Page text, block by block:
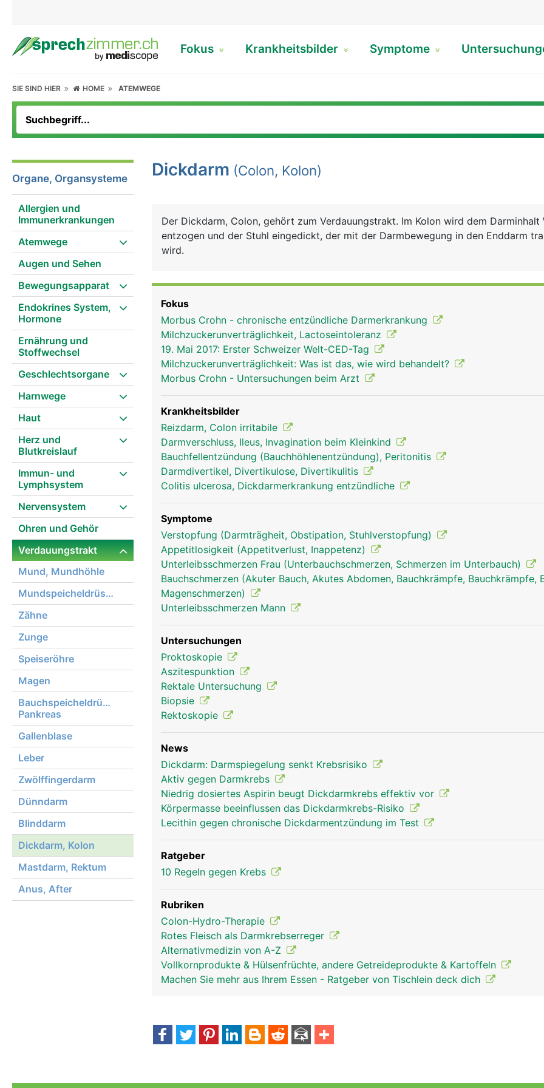
Fokus Krankheitsbilder Symptome
SIE SIND HIER HOME ATEMWEGE
Organe, Organsysteme
Allergien und
Immunerkrankungen
Atemwege
Augen und Sehen
Bewegungsapparat
Endokrines System,
Hormone
Ernährung und
Stoffwechsel
Geschlechtsorgane
Harnwege
Haut
Herz und
Blutkreislauf
Immun- und
Lymphsystem
Nervensystem
Ohren und Gehör
Verdauungstrakt
Mund, Mundhöhle
Mundspeicheldrüsen
Zähne
Zunge
Speiseröhre
Magen
Bauchspeicheldrüse,
Pankreas
Gallenblase
Leber
Zwölffingerdarm
Dünndarm
Blinddarm
Dickdarm, Kolon
Mastdarm, Rektum
Anus, After
Dickdarm (Colon, Kolon)
Der Dickdarm, Colon, gehört zum Verdauungstrakt. Im Kolon wird dem Darminhalt
entzogen und der Stuhl eingedickt, der mit der Darmbewegung in den Enddarm
wird.
Fokus
Morbus Crohn - chronische entzündliche Darmerkrankung
Milchzuckerunverträglichkeit, Lactoseintoleranz
19. Mai 2017: Erster Schweizer Welt-CED-Tag
Milchzuckerunverträglichkeit: Was ist das, wie wird behandelt?
Morbus Crohn - Untersuchungen beim Arzt
Krankheitsbilder
Reizdarm, Colon irritabile
Darmverschluss, Ileus, Invagination beim Kleinkind
Bauchfellentzündung (Bauchhöhlenentzündung), Peritonitis
Darmdivertikel, Divertikulose, Divertikulitis
Colitis ulcerosa, Dickdarmerkrankung entzündliche
Symptome
Verstopfung (Darmträgheit, Obstipation, Stuhlverstopfung)
Appetitlosigkeit (Appetitverlust, Inappetenz)
Unterleibsschmerzen Frau (Unterbauchschmerzen, Schmerzen im Unterbauch)
Bauchschmerzen (Akuter Bauch, Akutes Abdomen, Bauchkrämpfe, Bauchkrämpfe,
Magenschmerzen)
Unterleibsschmerzen Mann
Untersuchungen
Proktoskopie
Aszitespunktion
Rektale Untersuchung
Biopsie
Rektoskopie
News
Dickdarm: Darmspiegelung senkt Krebsrisiko
Aktiv gegen Darmkrebs
Niedrig dosiertes Aspirin beugt Dickdarmkrebs effektiv vor
Körpermasse beeinflussen das Dickdarmkrebs-Risiko
Lecithin gegen chronische Dickdarmentzündung im Test
Ratgeber
10 Regeln gegen Krebs
Rubriken
Colon-Hydro-Therapie
Rotes Fleisch als Darmkrebserreger
Alternativmedizin von A-Z
Vollkornprodukte & Hülsenfrüchte, andere Getreideprodukte & Kartoffeln
Machen Sie mehr aus Ihrem Essen - Ratgeber von Tischlein deck dich